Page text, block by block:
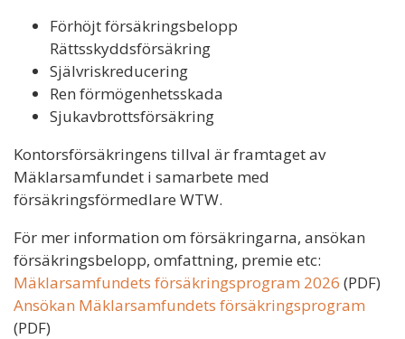
Förhöjt försäkringsbelopp
Rättsskyddsförsäkring
Självriskreducering
Ren förmögenhetsskada
Sjukavbrottsförsäkring
Kontorsförsäkringens tillval är framtaget av
Mäklarsamfundet i samarbete med
försäkringsförmedlare WTW.
För mer information om försäkringarna, ansökan
försäkringsbelopp, omfattning, premie etc:
Mäklarsamfundets försäkringsprogram 2026 (PDF)
Ansökan Mäklarsamfundets försäkringsprogram
(PDF)